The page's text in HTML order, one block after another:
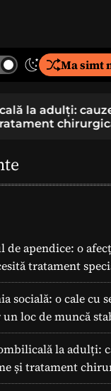
S
t
c
o
l
o
d
e
Ma simt
la cercetare
și
de apendice: o
tratament
socială: o cale cu
un loc de muncă
la adulți:
și tratament